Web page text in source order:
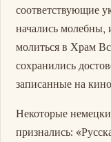
соответствующие
начались молебны,
молиться в Храм
сохранились
записанные на
Некоторые
признались: